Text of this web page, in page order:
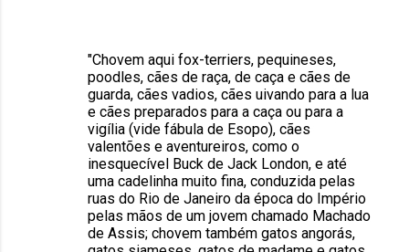
"Chovem aqui fox-terriers, pequineses,
poodles, cães de raça, de caça e cães de
guarda, cães vadios, cães uivando para a lua
e cães preparados para a caça ou para a
vigília (vide fábula de Esopo), cães
valentões e aventureiros, como o
inesquecível Buck de Jack London, e até
uma cadelinha muito fina, conduzida pelas
ruas do Rio de Janeiro da época do Império
pelas mãos de um jovem chamado Machado
de Assis; chovem também gatos angorás,